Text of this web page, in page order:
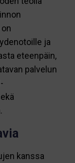
ja
eteenpäin,
palvelun
kanssa